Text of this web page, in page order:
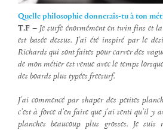
Quelle philosophie donnerais-tu à ton
T.F – Je surfe énormément en twin fins et
est basée dessus. J’ai été inspiré par le
Richards qui sont faites pour carver des
de mon métier est venue avec le temps
des boards plus typées freesurf.
J’ai commencé par shaper des petites
c’est à force d’en faire que j’ai senti qu’il y
planches beaucoup plus grosses. Je